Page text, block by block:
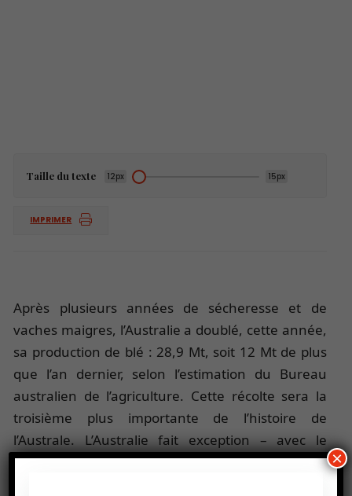
Taille du texte 12px 15px
IMPRIMER
Après plusieurs années de sécheresse et de
vaches maigres, l’Australie a doublé, cette année,
sa production de blé : 28,9 Mt, soit 12 Mt de plus
que l’an dernier, selon l’estimation du Bureau
australien de l’agriculture. Cette récolte sera la
troisième plus importante de l’histoire de
l’Australe. L’Australie fait exception – avec le
Canada et la Russie – au reste du monde où sévit ×